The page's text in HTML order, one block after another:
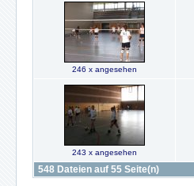
246 x angesehen
243 x angesehen
548 Dateien auf 55 Seite(n)